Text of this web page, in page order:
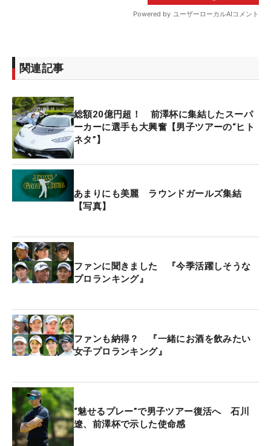
関連記事
総額20億円超！ 前澤杯に集結したスーパ
ーカーに選手も大興奮【男子ツアーの“ヒト
ネタ”】
あまりにも美麗 ラウンドガールズ集結
【写真】
ファンに聞きました 『今季活躍しそうな
プロランキング』
ファンも納得？ 『一緒にお酒を飲みたい
女子プロランキング』
“魅せるプレー”で男子ツアー復活へ 石川
遼、前澤杯で示した使命感